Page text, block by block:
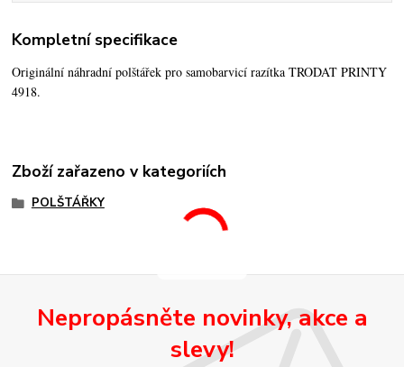
Kompletní specifikace
Originální náhradní polštářek pro samobarvicí razítka TRODAT PRINTY
4918.
Zboží zařazeno v kategoriích
POLŠTÁŘKY
Nepropásněte novinky, akce a
slevy!